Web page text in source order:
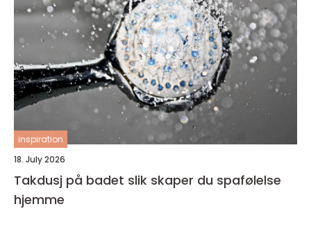
inspiration
18. July 2026
Takdusj på badet slik skaper du spafølelse
hjemme